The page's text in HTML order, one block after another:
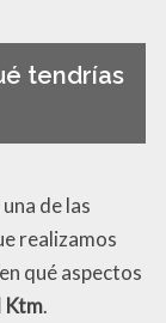
tendrías
de las
realizamos
qué aspectos
Ktm.